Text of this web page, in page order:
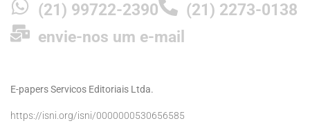
(21) 99722-2390
(21) 2273-0138
envie-nos um e-mail
E-papers Servicos Editoriais Ltda.
https://isni.org/isni/0000000530656585